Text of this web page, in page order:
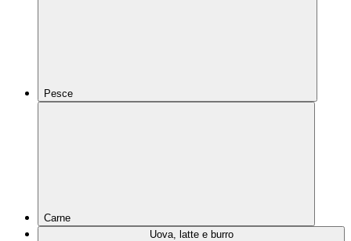
Pesce
Carne
Uova, latte e burro